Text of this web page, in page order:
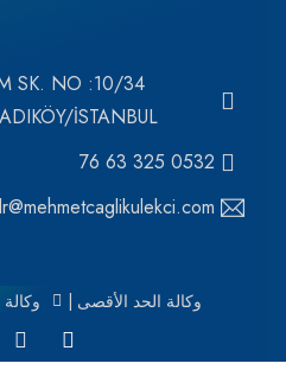
SK. NO :10/34
İSTANBUL
0532 325 63 76
وكالة الحد الأقصى |